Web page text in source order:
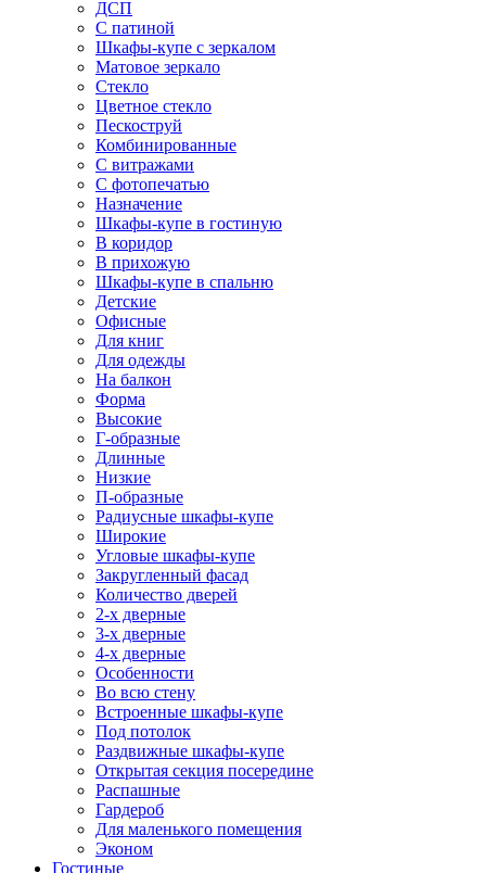
ДСП
С патиной
Шкафы-купе с зеркалом
Матовое зеркало
Стекло
Цветное стекло
Пескоструй
Комбинированные
С витражами
С фотопечатью
Назначение
Шкафы-купе в гостиную
В коридор
В прихожую
Шкафы-купе в спальню
Детские
Офисные
Для книг
Для одежды
На балкон
Форма
Высокие
Г-образные
Длинные
Низкие
П-образные
Радиусные шкафы-купе
Широкие
Угловые шкафы-купе
Закругленный фасад
Количество дверей
2-х дверные
3-х дверные
4-х дверные
Особенности
Во всю стену
Встроенные шкафы-купе
Под потолок
Раздвижные шкафы-купе
Открытая секция посередине
Распашные
Гардероб
Для маленького помещения
Эконом
Гостиные